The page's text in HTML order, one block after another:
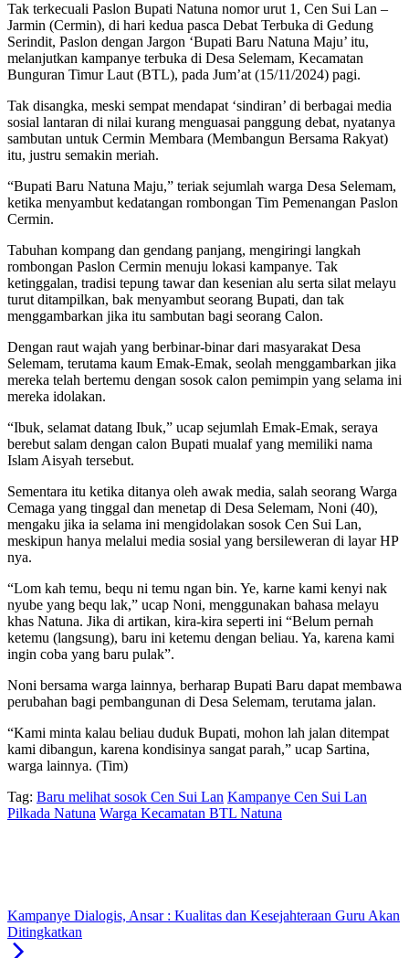
Tak terkecuali Paslon Bupati Natuna nomor urut 1, Cen Sui Lan –
Jarmin (Cermin), di hari kedua pasca Debat Terbuka di Gedung
Serindit, Paslon dengan Jargon ‘Bupati Baru Natuna Maju’ itu,
melanjutkan kampanye terbuka di Desa Selemam, Kecamatan
Bunguran Timur Laut (BTL), pada Jum’at (15/11/2024) pagi.
Tak disangka, meski sempat mendapat ‘sindiran’ di berbagai media
sosial lantaran di nilai kurang menguasai panggung debat, nyatanya
sambutan untuk Cermin Membara (Membangun Bersama Rakyat)
itu, justru semakin meriah.
“Bupati Baru Natuna Maju,” teriak sejumlah warga Desa Selemam,
ketika menyambut kedatangan rombongan Tim Pemenangan Paslon
Cermin.
Tabuhan kompang dan gendang panjang, mengiringi langkah
rombongan Paslon Cermin menuju lokasi kampanye. Tak
ketinggalan, tradisi tepung tawar dan kesenian alu serta silat melayu
turut ditampilkan, bak menyambut seorang Bupati, dan tak
menggambarkan jika itu sambutan bagi seorang Calon.
Dengan raut wajah yang berbinar-binar dari masyarakat Desa
Selemam, terutama kaum Emak-Emak, seolah menggambarkan jika
mereka telah bertemu dengan sosok calon pemimpin yang selama ini
mereka idolakan.
“Ibuk, selamat datang Ibuk,” ucap sejumlah Emak-Emak, seraya
berebut salam dengan calon Bupati mualaf yang memiliki nama
Islam Aisyah tersebut.
Sementara itu ketika ditanya oleh awak media, salah seorang Warga
Cemaga yang tinggal dan menetap di Desa Selemam, Noni (40),
mengaku jika ia selama ini mengidolakan sosok Cen Sui Lan,
meskipun hanya melalui media sosial yang bersileweran di layar HP
nya.
“Lom kah temu, bequ ni temu ngan bin. Ye, karne kami kenyi nak
nyube yang bequ lak,” ucap Noni, menggunakan bahasa melayu
khas Natuna. Jika di artikan, kira-kira seperti ini “Belum pernah
ketemu (langsung), baru ini ketemu dengan beliau. Ya, karena kami
ingin coba yang baru pulak”.
Noni bersama warga lainnya, berharap Bupati Baru dapat membawa
perubahan bagi pembangunan di Desa Selemam, terutama jalan.
“Kami minta kalau beliau duduk Bupati, mohon lah jalan ditempat
kami dibangun, karena kondisinya sangat parah,” ucap Sartina,
warga lainnya. (Tim)
Tag: Baru melihat sosok Cen Sui Lan Kampanye Cen Sui Lan
Pilkada Natuna Warga Kecamatan BTL Natuna
Kampanye Dialogis, Ansar : Kualitas dan Kesejahteraan Guru Akan
Ditingkatkan